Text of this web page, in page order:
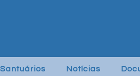
Santuários Notícias